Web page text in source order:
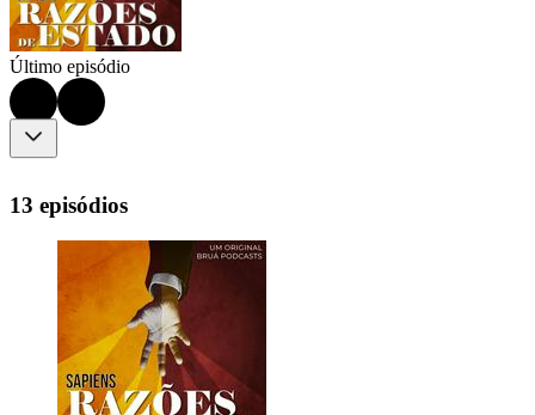
Último episódio
13 episódios